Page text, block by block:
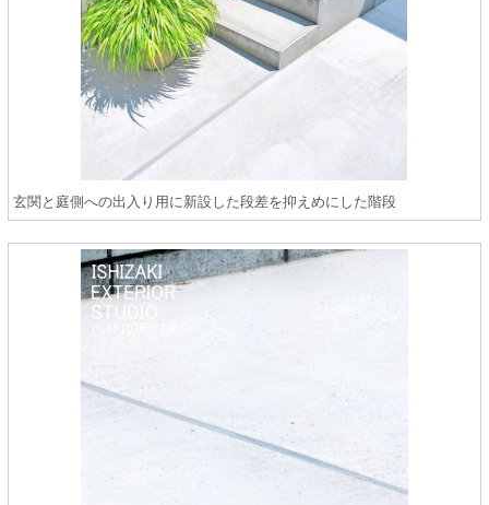
玄関と庭側への出入り用に新設した段差を抑えめにした階段